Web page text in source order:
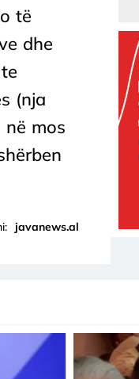
të
dhe
(nja
mos
javanews.al